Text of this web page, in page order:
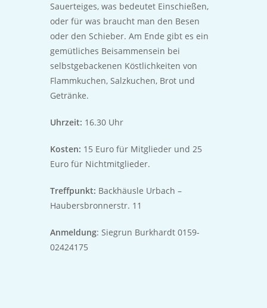
Sauerteiges, was bedeutet Einschießen,
oder für was braucht man den Besen
oder den Schieber. Am Ende gibt es ein
gemütliches Beisammensein bei
selbstgebackenen Köstlichkeiten von
Flammkuchen, Salzkuchen, Brot und
Getränke.
Uhrzeit: 16.30 Uhr
Kosten: 15 Euro für Mitglieder und 25
Euro für Nichtmitglieder.
Treffpunkt: Backhäusle Urbach –
Haubersbronnerstr. 11
Anmeldung: Siegrun Burkhardt 0159-
02424175